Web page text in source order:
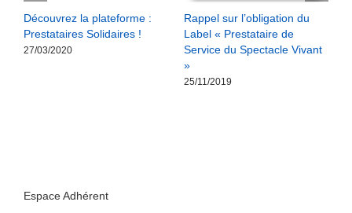
Découvrez la plateforme :
Prestataires Solidaires !
27/03/2020
Rappel sur l’obligation du
Label « Prestataire de
Service du Spectacle Vivant
»
25/11/2019
Espace Adhérent